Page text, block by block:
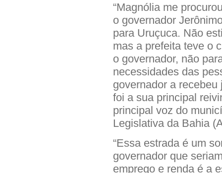
“Magnólia me
o governador
para Uruçuca. Não
mas a prefeita teve o
o governador, não
necessidades das
governador a
foi a sua principal
principal voz do
Legislativa da Bahia
“Essa estrada é um
governador que
emprego e renda é a